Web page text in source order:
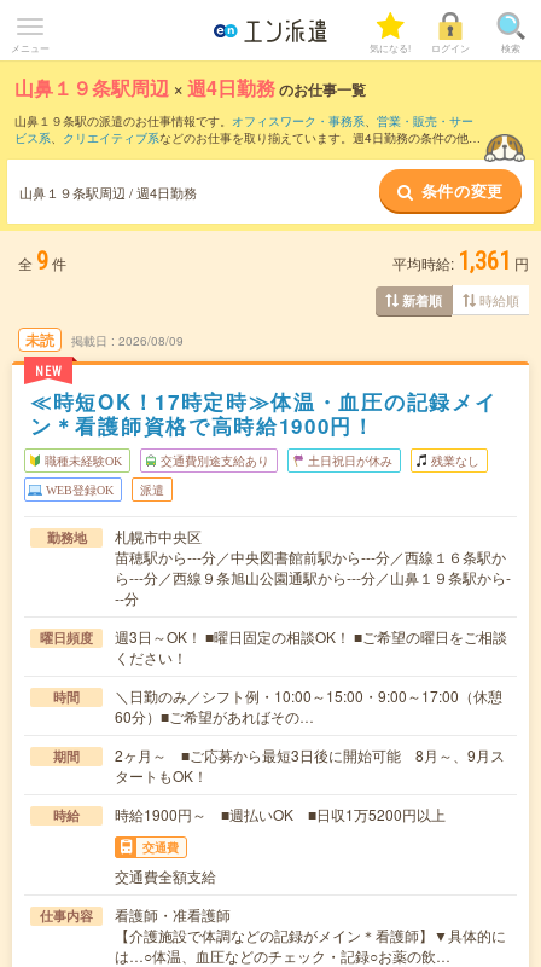
メニュー 気になる! ログイン 検索
山鼻１９条駅周辺 ×週4日勤務のお仕事一覧
山鼻１９条駅の派遣のお仕事情報です。 オフィスワーク・事務系、 営業・販売・サー
ビス系、 クリエイティブ系などのお仕事を取り揃えています。週4日勤務の条件の他
山鼻１９条駅周辺 / 週4日勤務 条件の変更
全 9件 平均時給: 1,361 円
新着順 時給順
未読
NEW
掲載日 2026/08/09
≪時短OK！17時定時≫体温・血圧の記録メイ
ン＊看護師資格で高時給1900円！
職種未経験OK 交通費別途支給あり 土日祝日が休み 残業なし
WEB登録OK 派遣
勤務地
札幌市中央区
苗穂駅から---分／中央図書館前駅から---分／西線１６条駅か
ら---分／西線９条旭山公園通駅から---分／山鼻１９条駅から-
--分
曜日頻度
週3日～OK！ ■曜日固定の相談OK！ ■ご希望の曜日をご相談
ください！
時間
＼日勤のみ／シフト例・10:00～15:00・9:00～17:00（休憩
60分）■ご希望があればその…
期間
2ヶ月～ ■ご応募から最短3日後に開始可能 8月～、9月ス
タートもOK！
時給 時給1900円～ ■週払いOK ■日収1万5200円以上
交通費
交通費全額支給
仕事内容
看護師・准看護師
【介護施設で体調などの記録がメイン＊看護師】▼具体的に
は…○体温、血圧などのチェック・記録○お薬の飲…